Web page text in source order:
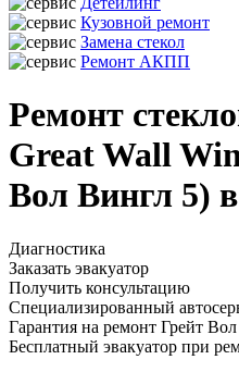
Кузовной ремонт
Замена стекол
Ремонт АКПП
Ремонт
Great Wall
Вол Вингл 5)
Диагностика
Заказать эвакуатор
Получить консультацию
Специализированный
Гарантия на ремонт Грейт
Бесплатный эвакуатор при